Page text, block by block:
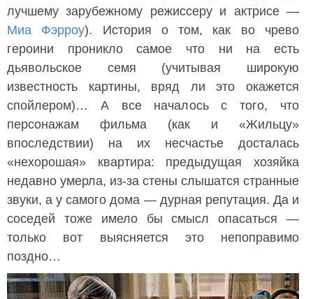
лучшему зарубежному режиссеру и актрисе —
Миа Фэрроу). История о том, как во чрево
героини проникло самое что ни на есть
дьявольское семя (учитывая широкую
известность картины, вряд ли это окажется
спойлером)… А все началось с того, что
персонажам фильма (как и «Жильцу»
впоследствии) на их несчастье досталась
«нехорошая» квартира: предыдущая хозяйка
недавно умерла, из-за стены слышатся странные
звуки, а у самого дома — дурная репутация. Да и
соседей тоже имело бы смысл опасаться —
только вот выясняется это непоправимо
поздно…